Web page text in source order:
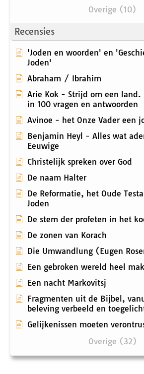
Overige (10)
Recensies
'Joden en woorden' en
Joden'
Abraham / Ibrahim
Arie Kok - Strijd om een land.
in 100 vragen en antwoorden
Avinoe - het Onze Vader een
Benjamin Heyl - Alles wat
Eeuwige
Christelijk spreken over God
De naam Halter
De Reformatie, het Oude
Joden
De stem der profeten in het
De zonen van Korach
Die Umwandlung (Eugen
Een gebroken wereld heel
Een nacht Markovitsj
Fragmenten uit de Bijbel,
beleving verbeeld en
Gelijkenissen moeten
Overige (32)